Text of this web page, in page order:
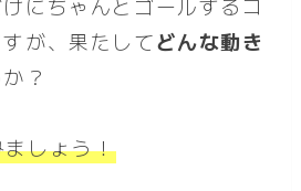
にちゃんとゴールするコ
が、果たしてどんな動き
？
しょう！